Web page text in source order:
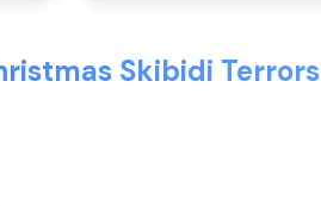
Skibidi Terrors